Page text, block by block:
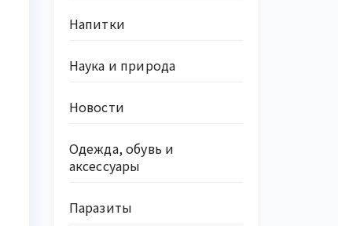
Напитки
Наука и природа
Новости
Одежда, обувь и
аксессуары
Паразиты